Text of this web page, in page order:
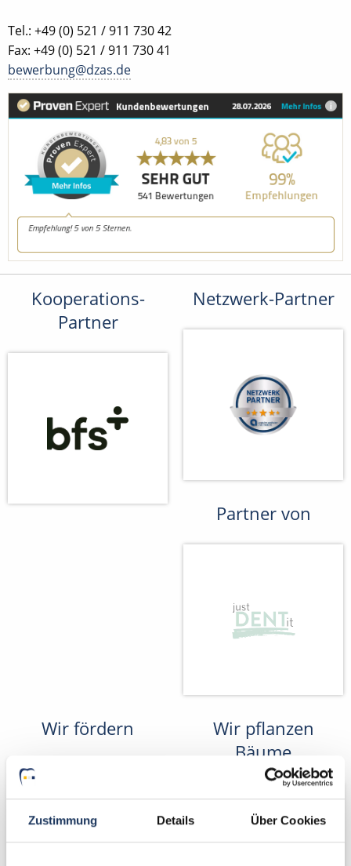
Zustimmung Details Über Cookies
Tel.: +49 (0) 521 / 911 730 42
Fax: +49 (0) 521 / 911 730 41
bewerbung@dzas.de
Kooperations-
Partner
Netzwerk-Partner
Partner von
Wir fördern
Wir pflanzen
Bäume